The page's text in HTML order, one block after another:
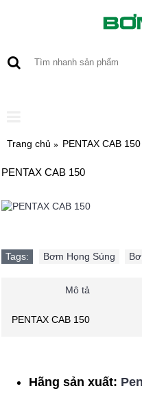
Trang chủ PENTAX CAB 150
PENTAX CAB 150
Tags: Bơm Họng Súng
Mô tả
PENTAX CAB 150
Hãng sản xuất: